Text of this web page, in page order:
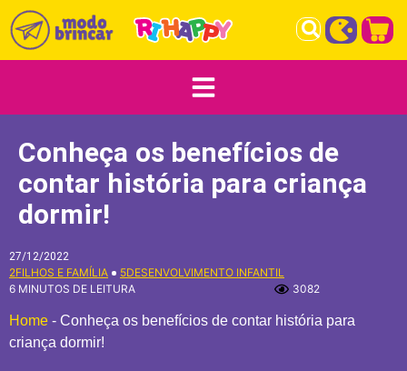
Conheça os benefícios de
contar história para criança
dormir!
27/12/2022
2FILHOS E FAMÍLIA
5DESENVOLVIMENTO INFANTIL
6 MINUTOS DE LEITURA
3082
Home - Conheça os benefícios de contar história para
criança dormir!